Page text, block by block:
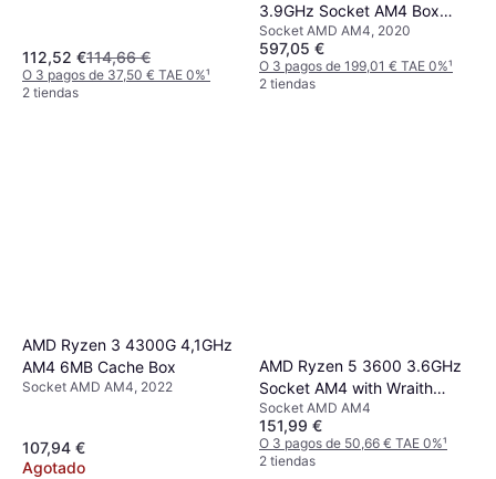
112,52 €114,66 €
O 3 pagos de 37,50 € TAE 0%¹
2 tiendas
3.9GHz Socket AM4 Box
without Cooler
Socket AMD AM4, 2020
597,05 €
O 3 pagos de 199,01 € TAE 0%¹
2 tiendas
AMD Ryzen 3 4300G 4,1GHz
AM4 6MB Cache Box
Socket AMD AM4, 2022
107,94 €
Agotado
AMD Ryzen 5 3600 3.6GHz
Socket AM4 with Wraith
Spire Cooler Box
Socket AMD AM4
151,99 €
O 3 pagos de 50,66 € TAE 0%¹
2 tiendas